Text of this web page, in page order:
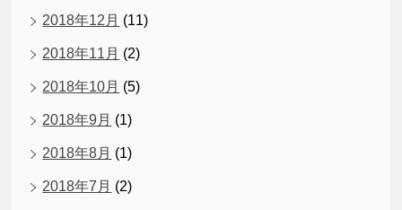
2018年12月 (11)
2018年11月 (2)
2018年10月 (5)
2018年9月 (1)
2018年8月 (1)
2018年7月 (2)